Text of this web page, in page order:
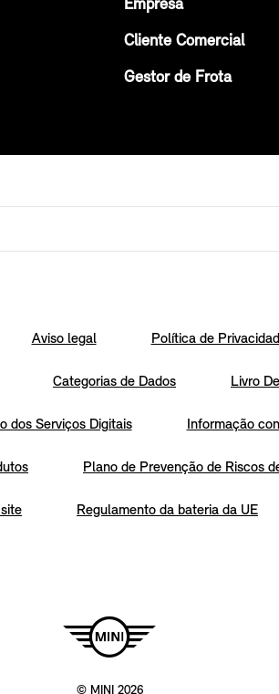
Empresa
Cliente Comercial
Gestor de Frota
Aviso legal Política de
Categorias de Dados Livro
dos Serviços Digitais Informação
Plano de Prevenção de Riscos
Regulamento da bateria da UE
© MINI 2026